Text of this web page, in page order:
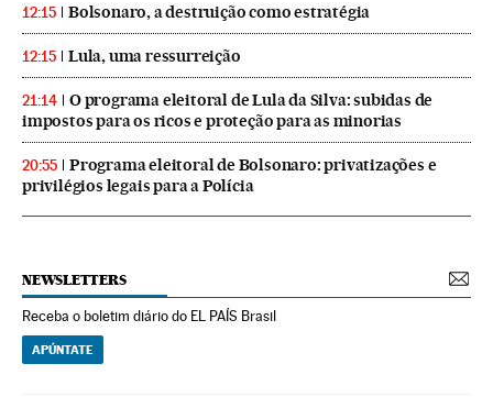
12:15 Bolsonaro, a destruição como estratégia
12:15 Lula, uma ressurreição
21:14
O programa eleitoral de Lula da Silva: subidas de
impostos para os ricos e proteção para as minorias
20:55
Programa eleitoral de Bolsonaro: privatizações e
privilégios legais para a Polícia
NEWSLETTERS
Receba o boletim diário do EL PAÍS Brasil
APÚNTATE